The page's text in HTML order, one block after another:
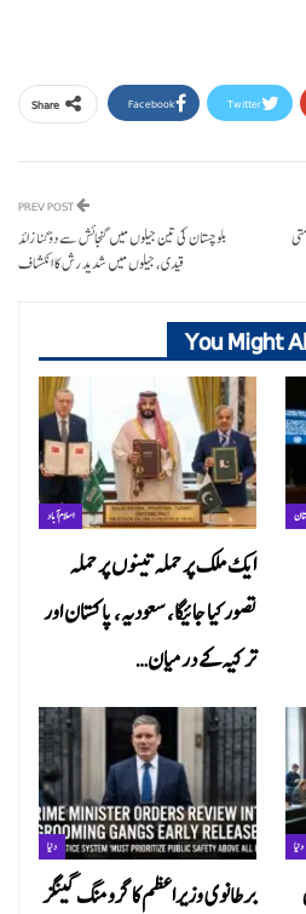
Share Facebook Twitter
بلوچستان کی تین جیلوں میں گنجائش سے دوگنا زائد
قیدی، جیلوں میں شدید رش کا انکشاف
You Might
اسلام آباد
ایک ملک پر حملہ تینوں پر حملہ
تصور کیا جائیگا، سعودیہ، پاکستان اور
ترکیہ کے درمیان…
دنیا
برطانوی وزیراعظم کا گرومنگ گینگز
دنیا